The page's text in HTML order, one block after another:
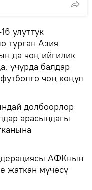
улуттук
турган Азия
да чоң ийгилик
учурда балдар
чоң көңүл
долбоорлор
арасындагы
АФКнын
жаткан мүчөсү